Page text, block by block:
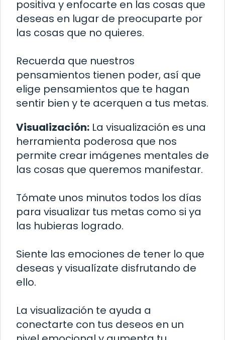
positiva y enfocarte en las cosas que
deseas en lugar de preocuparte por
las cosas que no quieres.
Recuerda que nuestros
pensamientos tienen poder, así que
elige pensamientos que te hagan
sentir bien y te acerquen a tus metas.
Visualización: La visualización es una
herramienta poderosa que nos
permite crear imágenes mentales de
las cosas que queremos manifestar.
Tómate unos minutos todos los días
para visualizar tus metas como si ya
las hubieras logrado.
Siente las emociones de tener lo que
deseas y visualízate disfrutando de
ello.
La visualización te ayuda a
conectarte con tus deseos en un